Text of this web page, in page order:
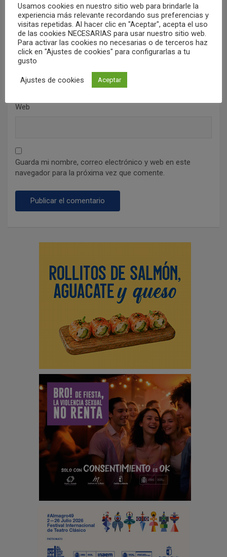
Nombre*
Correo electrónico
Web
Guarda mi nombre, correo electrónico y web en este
navegador para la próxima vez que comente.
Usamos cookies en nuestro sitio web para brindarle la
experiencia más relevante recordando sus preferencias y
visitas repetidas. Al hacer clic en "Aceptar", acepta el uso
de las cookies NECESARIAS para usar nuestro sitio web.
Para activar las cookies no necesarias o de terceros haz
click en "Ajustes de cookies" para configurarlas a tu
gusto
Ajustes de cookies Aceptar